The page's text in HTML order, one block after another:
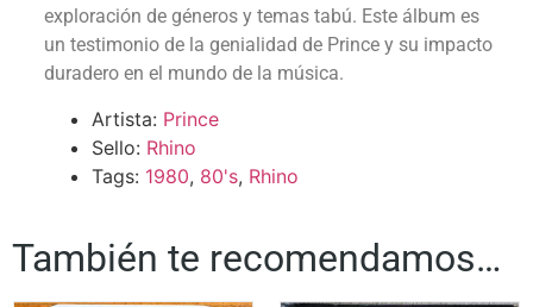
exploración de géneros y temas tabú. Este álbum es
un testimonio de la genialidad de Prince y su impacto
duradero en el mundo de la música.
Artista: Prince
Sello: Rhino
Tags: 1980, 80's, Rhino
También te recomendamos…